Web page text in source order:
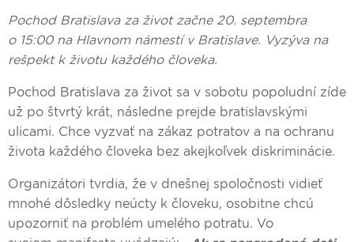
Pochod Bratislava za život začne 20. septembra
o 15:00 na Hlavnom námestí v Bratislave. Vyzýva na
rešpekt k životu každého človeka.
Pochod Bratislava za život sa v sobotu popoludní zíde
už po štvrtý krát, následne prejde bratislavskými
ulicami. Chce vyzvať na zákaz potratov a na ochranu
života každého človeka bez akejkoľvek diskriminácie.
Organizátori tvrdia, že v dnešnej spoločnosti vidieť
mnohé dôsledky neúcty k človeku, osobitne chcú
upozorniť na problém umelého potratu. Vo